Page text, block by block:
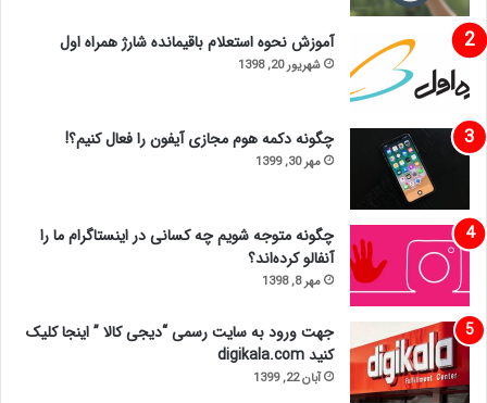
آموزش نحوه استعلام باقیمانده شارژ همراه اول
شهریور 20, 1398
چگونه دکمه هوم مجازی آیفون را فعال کنیم؟!
مهر 30, 1399
چگونه متوجه شویم چه کسانی در اینستاگرام ما را
آنفالو کرده‌اند؟
مهر 8, 1398
جهت ورود به سایت رسمی “دیجی کالا ” اینجا کلیک
کنید digikala.com
آبان 22, 1399